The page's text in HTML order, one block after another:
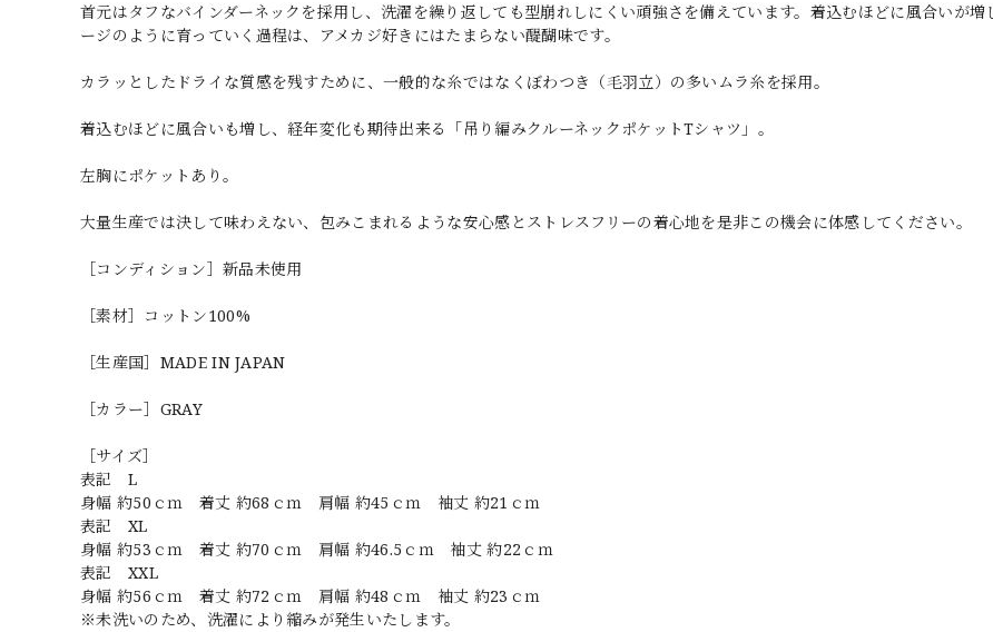
首元はタフなバインダーネックを採用し、洗濯を繰り返しても型崩れしにくい頑強さを備えています。着込むほどに風合いが増
ージのように育っていく過程は、アメカジ好きにはたまらない醍醐味です。
カラッとしたドライな質感を残すために、一般的な糸ではなくぼわつき（毛羽立）の多いムラ糸を採用。
着込むほどに風合いも増し、経年変化も期待出来る「吊り編みクルーネックポケットTシャツ」。
左胸にポケットあり。
大量生産では決して味わえない、包みこまれるような安心感とストレスフリーの着心地を是非この機会に体感してください。
［コンディション］新品未使用
［素材］コットン100%
［生産国］MADE IN JAPAN
［カラー］GRAY
［サイズ］
表記 L
身幅 約50ｃｍ 着丈 約68ｃｍ 肩幅 約45ｃｍ 袖丈 約21ｃｍ
表記 XL
身幅 約53ｃｍ 着丈 約70ｃｍ 肩幅 約46.5ｃｍ 袖丈 約22ｃｍ
表記 XXL
身幅 約56ｃｍ 着丈 約72ｃｍ 肩幅 約48ｃｍ 袖丈 約23ｃｍ
※未洗いのため、洗濯により縮みが発生いたします。